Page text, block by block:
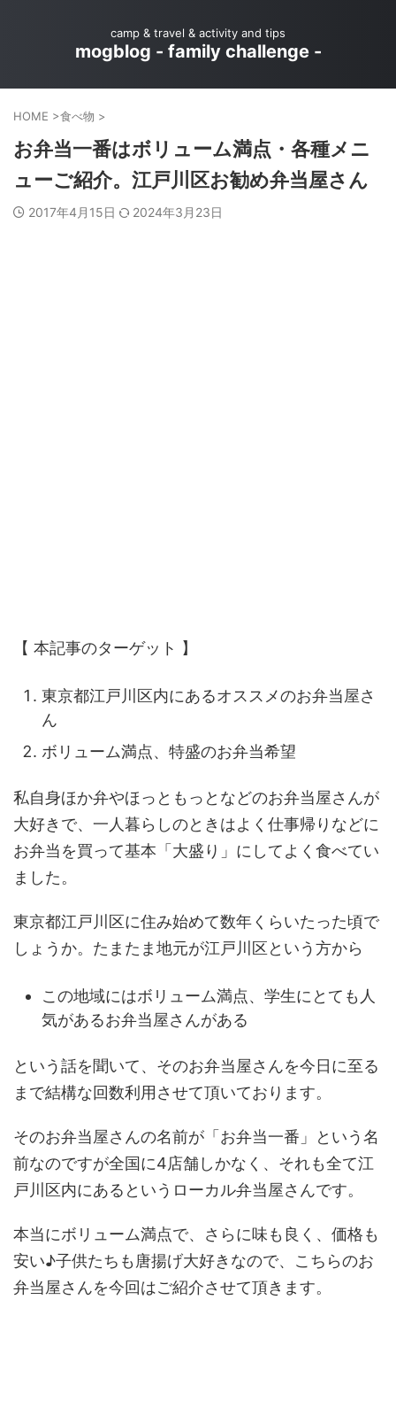
camp & travel & activity and tips
mogblog - family challenge -
HOME >食べ物 >
お弁当一番はボリューム満点・各種メニ
ューご紹介。江戸川区お勧め弁当屋さん
2017年4月15日 2024年3月23日
【 本記事のターゲット 】
東京都江戸川区内にあるオススメのお弁当屋さ
ん
ボリューム満点、特盛のお弁当希望
私自身ほか弁やほっともっとなどのお弁当屋さんが
大好きで、一人暮らしのときはよく仕事帰りなどに
お弁当を買って基本「大盛り」にしてよく食べてい
ました。
東京都江戸川区に住み始めて数年くらいたった頃で
しょうか。たまたま地元が江戸川区という方から
この地域にはボリューム満点、学生にとても人
気があるお弁当屋さんがある
という話を聞いて、そのお弁当屋さんを今日に至る
まで結構な回数利用させて頂いております。
そのお弁当屋さんの名前が「お弁当一番」という名
前なのですが全国に4店舗しかなく、それも全て江
戸川区内にあるというローカル弁当屋さんです。
本当にボリューム満点で、さらに味も良く、価格も
安い♪子供たちも唐揚げ大好きなので、こちらのお
弁当屋さんを今回はご紹介させて頂きます。